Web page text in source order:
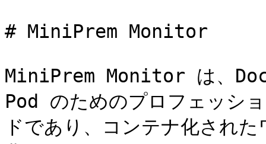
# MiniPrem Monitor
MiniPrem Monitor は、
Pod のためのプロフェッシ
ドであり、コンテナ化され